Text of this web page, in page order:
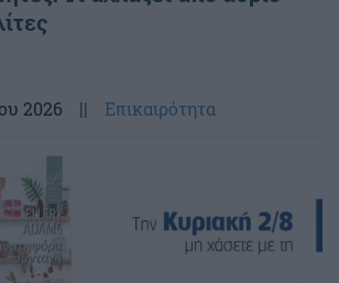
2026 || Επικαιρότητα